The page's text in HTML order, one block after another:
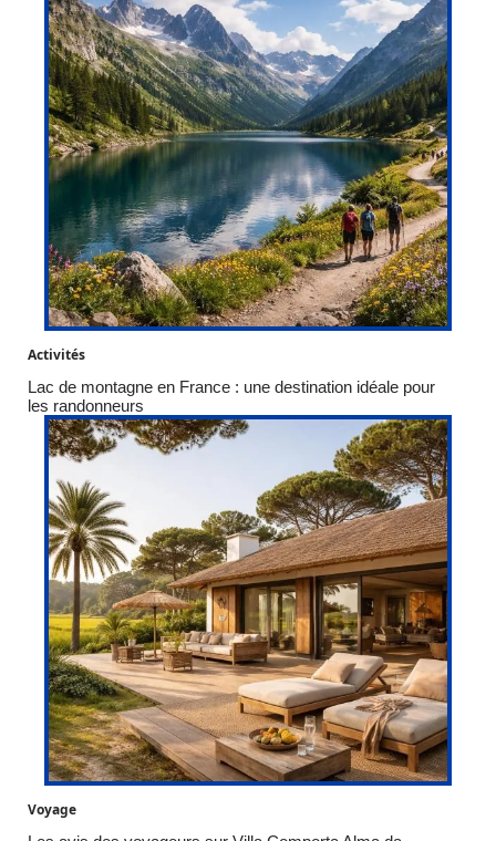
Activités
Lac de montagne en France : une destination idéale pour
les randonneurs
Voyage